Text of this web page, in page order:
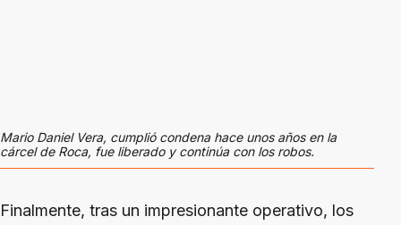
Mario Daniel Vera, cumplió condena hace unos años en la
cárcel de Roca, fue liberado y continúa con los robos.
Finalmente, tras un impresionante operativo, los